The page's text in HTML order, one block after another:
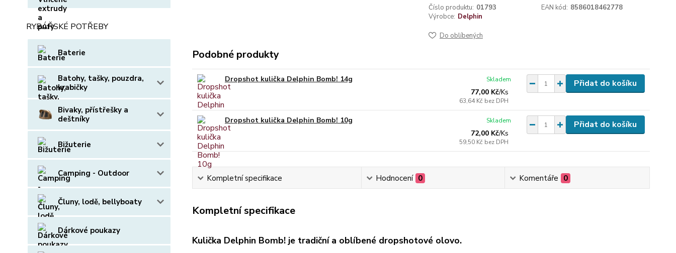
RYBÁŘSKÉ POTŘEBY
Baterie
Batohy, tašky, pouzdra,
krabičky
Bivaky, přístřešky a
deštníky
Bižuterie
Camping - Outdoor
Čluny, lodě, bellyboaty
Dárkové poukazy
Číslo produktu: 01793 EAN kód: 8586018462778
Výrobce: Delphin
Do oblíbených
Podobné produkty
Dropshot kulička Delphin Bomb! 14g
77,00 Kč/Ks
63,64 Kč bez DPH
Skladem Přidat do košíku
Dropshot kulička Delphin Bomb! 10g
72,00 Kč/Ks
59,50 Kč bez DPH
Skladem Přidat do košíku
Kompletní specifikace Hodnocení 0 Komentáře 0
Kompletní specifikace
Kulička Delphin Bomb! je tradiční a oblíbené dropshotové olovo.